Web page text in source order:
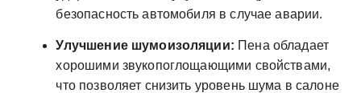
безопасность автомобиля в случае аварии.
Улучшение шумоизоляции: Пена обладает
хорошими звукопоглощающими свойствами,
что позволяет снизить уровень шума в салоне